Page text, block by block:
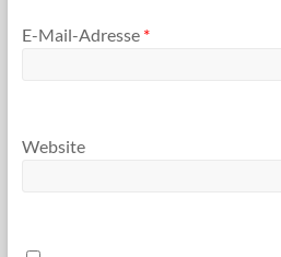
E-Mail-Adresse *
Website